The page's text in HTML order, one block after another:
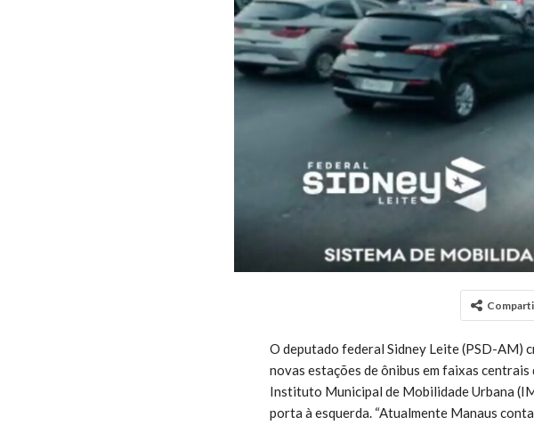
O deputado federal Sidney Leite (PSD-AM)
novas estações de ônibus em faixas
Instituto Municipal de Mobilidade Urbana
porta à esquerda. “Atualmente Manaus